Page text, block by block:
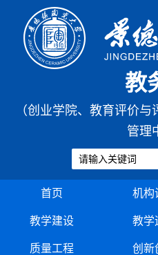
教
（创业学院、教育评价
管理
首页 机构
教学建设 教学
质量工程 创新